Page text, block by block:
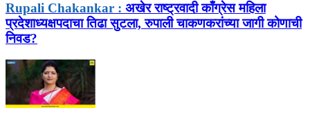
Rupali Chakankar : अखेर राष्ट्रवादी काँग्रेस महिला
प्रदेशाध्यक्षपदाचा तिढा सुटला, रुपाली चाकणकरांच्या जागी कोणाची
निवड?